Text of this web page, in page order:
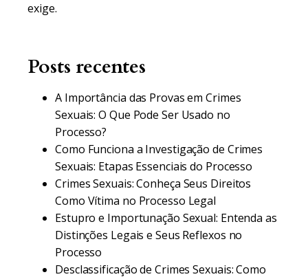
exige.
Posts recentes
A Importância das Provas em Crimes
Sexuais: O Que Pode Ser Usado no
Processo?
Como Funciona a Investigação de Crimes
Sexuais: Etapas Essenciais do Processo
Crimes Sexuais: Conheça Seus Direitos
Como Vítima no Processo Legal
Estupro e Importunação Sexual: Entenda as
Distinções Legais e Seus Reflexos no
Processo
Desclassificação de Crimes Sexuais: Como